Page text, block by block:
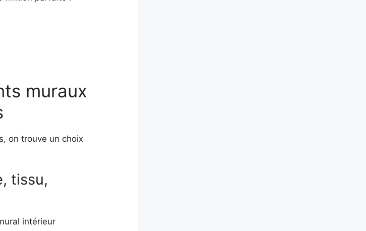
muraux
on trouve un choix
tissu,
intérieur